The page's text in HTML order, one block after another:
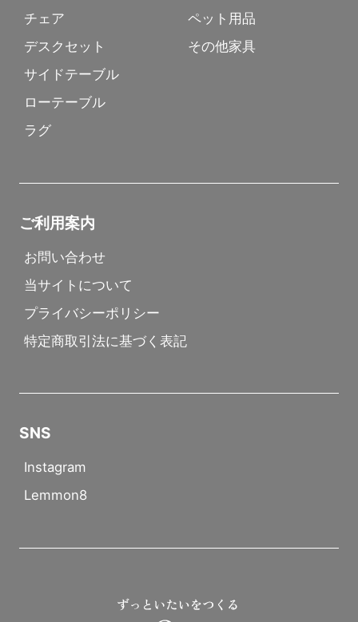
チェア
デスクセット
サイドテーブル
ローテーブル
ラグ
ペット用品
その他家具
ご利用案内
お問い合わせ
当サイトについて
プライバシーポリシー
特定商取引法に基づく表記
SNS
Instagram
Lemmon8